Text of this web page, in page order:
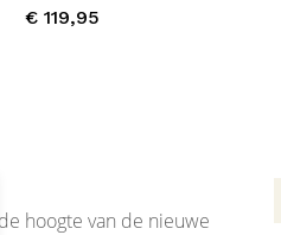
€ 119,95
hoogte van de nieuwe